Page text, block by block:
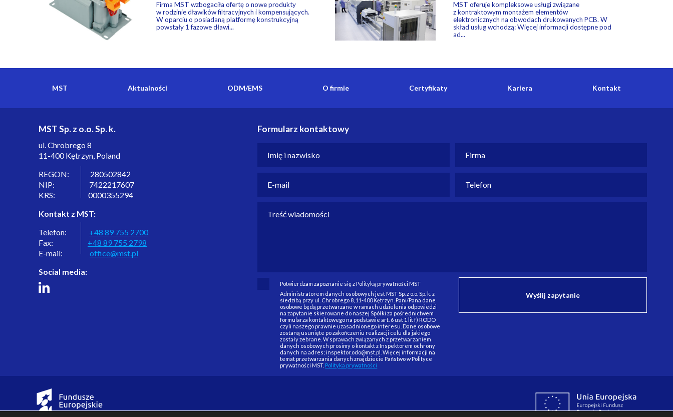
Firma MST wzbogaciła ofertę o nowe produkty
w rodzinie dławików filtracyjnych i kompensujących.
W oparciu o posiadaną platformę konstrukcyjną
powstały 1 fazowe dławi...
MST oferuje kompleksowe usługi związane
z kontraktowym montażem elementów
elektronicznych na obwodach drukowanych PCB. W
skład usług wchodzą: Więcej informacji dostępne pod
ad...
MST Aktualności ODM/EMS O firmie Certyfikaty Kariera Kontakt
MST Sp. z o.o. Sp. k.
ul. Chrobrego 8
11-400 Kętrzyn, Poland
REGON: 280502842
NIP: 7422217607
KRS: 0000355294
Kontakt z MST:
Telefon: +48 89 755 2700
Fax: +48 89 755 2798
E-mail: office@mst.pl
Social media:
Formularz kontaktowy
Potwierdzam zapoznanie się z Polityką prywatności MST
Administratorem danych osobowych jest MST Sp. z o.o. Sp. k. z
siedzibą przy ul. Chrobrego 8, 11-400 Kętrzyn. Pani/Pana dane
osobowe będą przetwarzane w ramach udzielenia odpowiedzi
na zapytanie skierowane do naszej Spółki za pośrednictwem
formularza kontaktowego na podstawie art. 6 ust 1 lit f) RODO
czyli naszego prawnie uzasadnionego interesu. Dane osobowe
zostaną usunięte po zakończeniu realizacji celu dla jakiego
zostały zebrane. W sprawach związanych z przetwarzaniem
danych osobowych prosimy o kontakt z Inspektorem ochrony
danych na adres; inspektor.odo@mst.pl. Więcej informacji na
temat przetwarzania danych znajdziecie Państwo w Polityce
prywatności MST. Polityka prywatności